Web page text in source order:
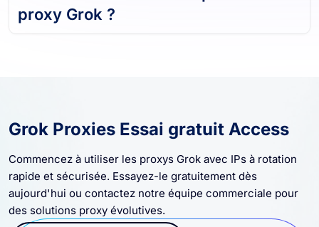
proxy Grok ?
Grok Proxies Essai gratuit Access
Commencez à utiliser les proxys Grok avec IPs à rotation
rapide et sécurisée. Essayez-le gratuitement dès
aujourd'hui ou contactez notre équipe commerciale pour
des solutions proxy évolutives.